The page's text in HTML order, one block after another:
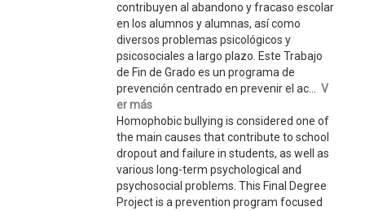
contribuyen al abandono y fracaso escolar
en los alumnos y alumnas, así como
diversos problemas psicológicos y
psicosociales a largo plazo. Este Trabajo
de Fin de Grado es un programa de
prevención centrado en prevenir el ac... V
er más
Homophobic bullying is considered one of
the main causes that contribute to school
dropout and failure in students, as well as
various long-term psychological and
psychosocial problems. This Final Degree
Project is a prevention program focused